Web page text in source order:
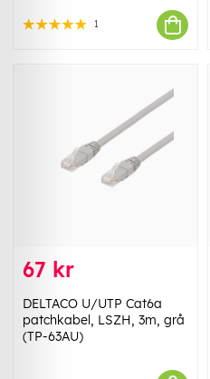
1
67 kr
DELTACO U/UTP Cat6a
patchkabel, LSZH, 3m, grå
(TP-63AU)